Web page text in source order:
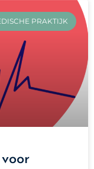
PRAKTIJK